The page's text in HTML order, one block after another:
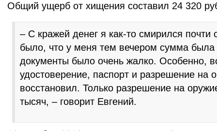
Общий ущерб от хищения составил 24 320
– С кражей денег я как-то смирился почти
было, что у меня тем вечером сумма была
документы было очень жалко. Особенно,
удостоверение, паспорт и разрешение на
восстановил. Только разрешение на
тысяч, – говорит Евгений.